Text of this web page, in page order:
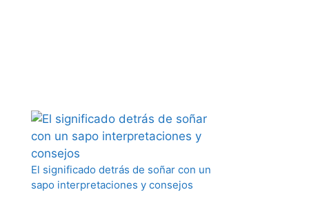
El significado detrás de soñar con un
sapo interpretaciones y consejos